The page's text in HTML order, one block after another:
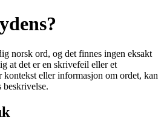
norsk ord, og det finnes ingen eksakt
at det er en skrivefeil eller et
eller informasjon om ordet, kan
beskrivelse.